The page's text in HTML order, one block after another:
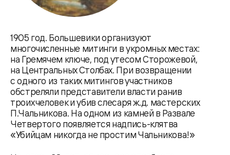
1905 год. Большевики организуют
многочисленные митинги в укромных местах:
на Гремячем ключе, под утесом Сторожевой,
на Центральных Столбах. При возвращении
с одного из таких митингов участников
обстреляли представители власти ранив
троих человек и убив слесаря ж.д. мастерских
П.Чальникова. На одном из камней в Развале
Четвертого появляется надпись-клятва
«Убийцам никогда не простим Чальникова!»